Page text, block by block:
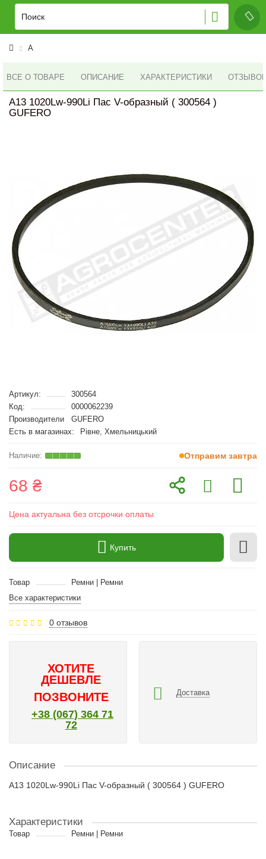
A
ВСЕ О ТОВАРЕ ОПИСАНИЕ ХАРАКТЕРИСТИКИ ОТЗЫВОВ
A13 1020Lw-990Li Пас V-образный ( 300564 )
GUFERO
Артикул:
300564
Код:
0000062239
Производители
GUFERO
Есть в магазинах:
Рівне, Хмельницький
Отправим завтра
68 ₴
Цена актуальна без отсрочки оплаты
Купить
Товар
Ремни | Ремни
Все характеристики
0 отзывов
ХОТИТЕ
ДЕШЕВЛЕ
ПОЗВОНИТЕ
+38 (067) 364 71
72
Доставка
Описание
A13 1020Lw-990Li Пас V-образный ( 300564 ) GUFERO
Характеристики
Товар Ремни | Ремни